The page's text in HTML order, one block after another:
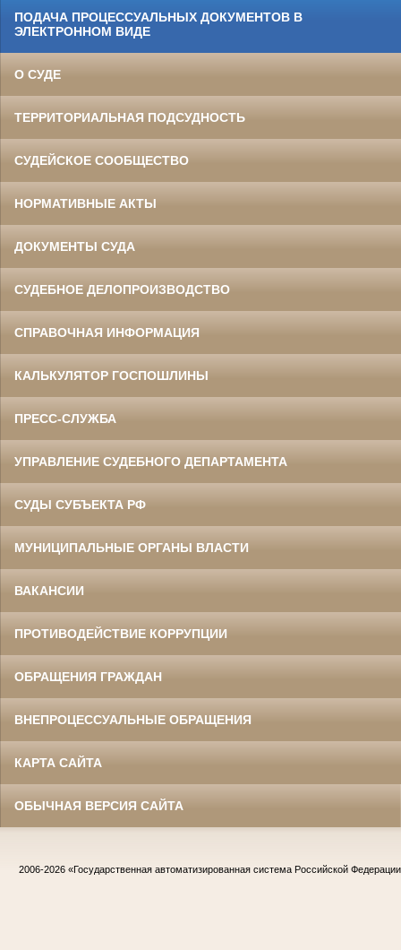
ПОДАЧА ПРОЦЕССУАЛЬНЫХ ДОКУМЕНТОВ В
ЭЛЕКТРОННОМ ВИДЕ
О СУДЕ
ТЕРРИТОРИАЛЬНАЯ ПОДСУДНОСТЬ
СУДЕЙСКОЕ СООБЩЕСТВО
НОРМАТИВНЫЕ АКТЫ
ДОКУМЕНТЫ СУДА
СУДЕБНОЕ ДЕЛОПРОИЗВОДСТВО
СПРАВОЧНАЯ ИНФОРМАЦИЯ
КАЛЬКУЛЯТОР ГОСПОШЛИНЫ
ПРЕСС-СЛУЖБА
УПРАВЛЕНИЕ СУДЕБНОГО ДЕПАРТАМЕНТА
СУДЫ СУБЪЕКТА РФ
МУНИЦИПАЛЬНЫЕ ОРГАНЫ ВЛАСТИ
ВАКАНСИИ
ПРОТИВОДЕЙСТВИЕ КОРРУПЦИИ
ОБРАЩЕНИЯ ГРАЖДАН
ВНЕПРОЦЕССУАЛЬНЫЕ ОБРАЩЕНИЯ
КАРТА САЙТА
ОБЫЧНАЯ ВЕРСИЯ САЙТА
2006-2026 «Государственная автоматизированная система Российской